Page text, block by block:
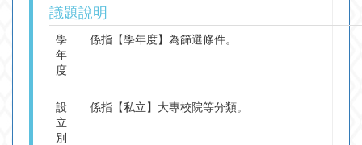
議題說明
學
年
度
係指【學年度】為篩選條件。
設
立
別
係指【私立】大專校院等分類。